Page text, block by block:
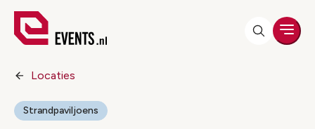
Locaties
Strandpaviljoens